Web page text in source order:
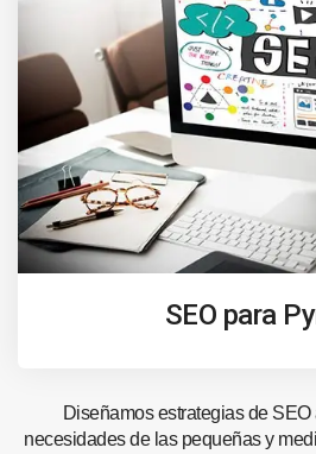
SEO para
Diseñamos estrategias de
necesidades de las pequeñas y